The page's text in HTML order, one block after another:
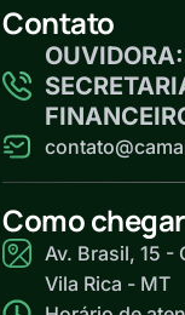
Contato
Como chegar
Av. Brasil, 15
Vila Rica - MT